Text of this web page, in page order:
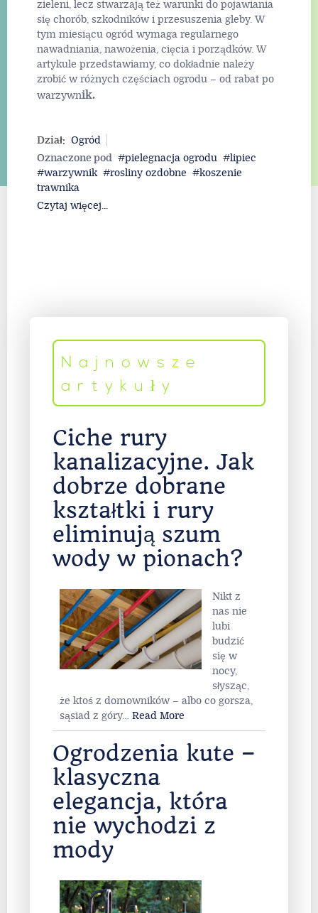
Lipiec to czas intensywnego wzrostu roślin, ale i
wzmożonej pracy dla ogrodników. Wysokie
temperatury i długie dni sprzyjają rozwojowi
zieleni, lecz stwarzają też warunki do pojawiania
się chorób, szkodników i przesuszenia gleby. W
tym miesiącu ogród wymaga regularnego
nawadniania, nawożenia, cięcia i porządków. W
warzywnik.
Dział: Ogród
Oznaczone pod
Najnowsze
artykuły
Ciche rury
kanalizacyjne. Jak
dobrze dobrane
kształtki i rury
eliminują szum
wody w pionach?
Nikt z
nas nie
lubi
budzić
się w
słysząc,
że ktoś z domowników – albo co gorsza,
sąsiad z góry… Read More
Ogrodzenia kute –
klasyczna
elegancja, która
nie wychodzi z
mody